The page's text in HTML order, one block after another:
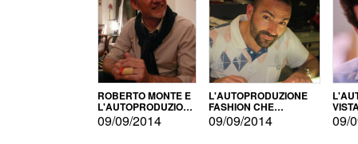
ROBERTO MONTE E
L'AUTOPRODUZIONE
CON IL CENSIMENTO
09/09/2014
L'AUTOPRODUZIONE
FASHION CHE
CONQUISTA GLI USA
09/09/2014 09/